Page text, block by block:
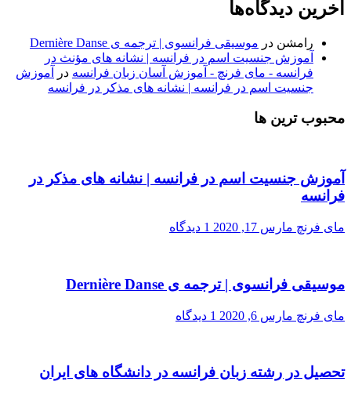
آخرین دیدگاه‌ها
رامشن در موسیقی فرانسوی | ترجمه ی Dernière Danse
آموزش جنسیت اسم در فرانسه | نشانه های مؤنث در
فرانسه - مای فرنچ - آموزش آسان زبان فرانسه در
آموزش
جنسیت اسم در فرانسه | نشانه های مذکر در فرانسه
محبوب ترین ها
آموزش جنسیت اسم در فرانسه | نشانه های مذکر در
فرانسه
مای فرنچ مارس 17, 2020 1 دیدگاه
موسیقی فرانسوی | ترجمه ی Dernière Danse
مای فرنچ مارس 6, 2020 1 دیدگاه
تحصیل در رشته زبان فرانسه در دانشگاه های ایران